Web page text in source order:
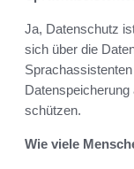
Ja, Datenschutz
sich über die
schützen.
Wie viele